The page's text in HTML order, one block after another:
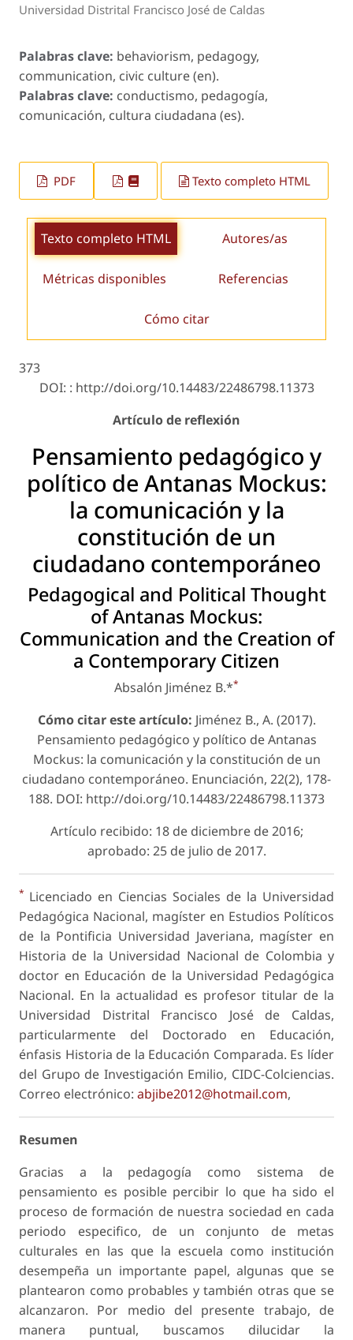
Universidad Distrital Francisco José de Caldas
Palabras clave: behaviorism, pedagogy,
communication, civic culture (en).
Palabras clave: conductismo, pedagogía,
comunicación, cultura ciudadana (es).
PDF Texto completo HTML
Texto completo HTML Autores/as
Métricas disponibles Referencias
Cómo citar
373
DOI: : http://doi.org/10.14483/22486798.11373
Artículo de reflexión
Pensamiento pedagógico y
político de Antanas Mockus:
la comunicación y la
constitución de un
ciudadano contemporáneo
Pedagogical and Political Thought
of Antanas Mockus:
Communication and the Creation of
a Contemporary Citizen
Absalón Jiménez B.**
Cómo citar este artículo: Jiménez B., A. (2017).
Pensamiento pedagógico y político de Antanas
Mockus: la comunicación y la constitución de un
ciudadano contemporáneo. Enunciación, 22(2), 178-
188. DOI: http://doi.org/10.14483/22486798.11373
Artículo recibido: 18 de diciembre de 2016;
aprobado: 25 de julio de 2017.
* Licenciado en Ciencias Sociales de la Universidad
Pedagógica Nacional, magíster en Estudios Políticos
de la Pontificia Universidad Javeriana, magíster en
Historia de la Universidad Nacional de Colombia y
doctor en Educación de la Universidad Pedagógica
Nacional. En la actualidad es profesor titular de la
Universidad Distrital Francisco José de Caldas,
particularmente del Doctorado en Educación,
énfasis Historia de la Educación Comparada. Es líder
del Grupo de Investigación Emilio, CIDC-Colciencias.
Correo electrónico: abjibe2012@hotmail.com,
Resumen
Gracias a la pedagogía como sistema de
pensamiento es posible percibir lo que ha sido el
proceso de formación de nuestra sociedad en cada
periodo especifico, de un conjunto de metas
culturales en las que la escuela como institución
desempeña un importante papel, algunas que se
plantearon como probables y también otras que se
alcanzaron. Por medio del presente trabajo, de
manera puntual, buscamos dilucidar la